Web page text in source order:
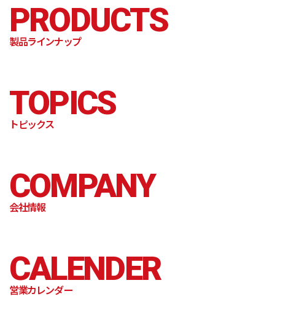
PRODUCTS
製品ラインナップ
TOPICS
トピックス
COMPANY
会社情報
CALENDER
営業カレンダー